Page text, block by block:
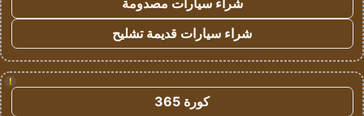
شراء سيارات مصدومة
شراء سيارات قديمة تشليح
!
كورة 365